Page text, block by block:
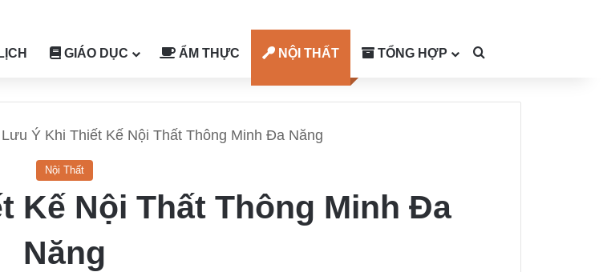
GIÁO DỤC ẨM THỰC NỘI THẤT TỔNG HỢP
Ý Khi Thiết Kế Nội Thất Thông Minh Đa Năng
Nội Thất
Kế Nội Thất Thông Minh Đa
Năng